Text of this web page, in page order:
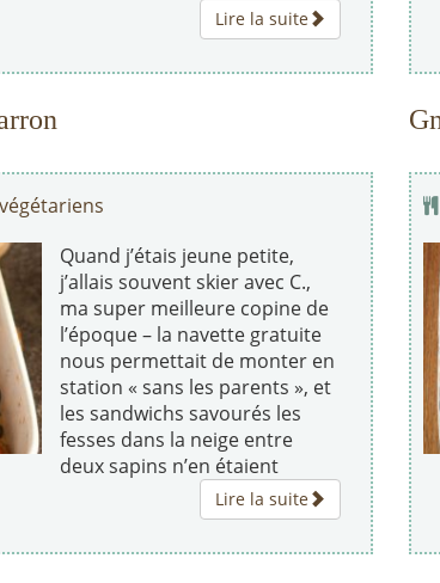
Lire la suite
Quand j’étais jeune petite,
j’allais souvent skier avec C.,
ma super meilleure copine de
l’époque – la navette gratuite
nous permettait de monter en
station « sans les parents », et
les sandwichs savourés les
fesses dans la neige entre
deux sapins n’en étaient
Lire la suite